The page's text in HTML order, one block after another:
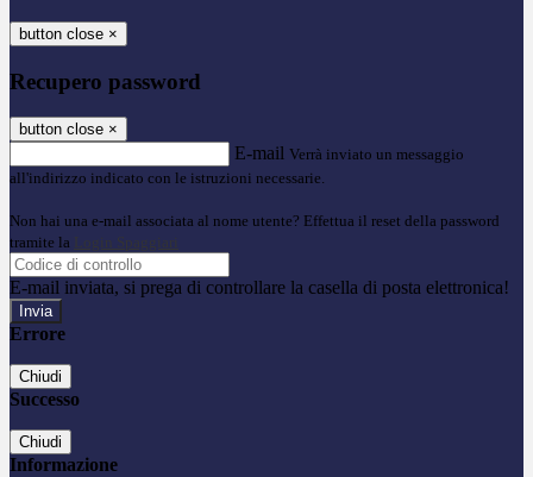
button close ×
Recupero password
button close ×
E-mail Verrà inviato un messaggio
all'indirizzo indicato con le istruzioni necessarie.
Non hai una e-mail associata al nome utente? Effettua il reset della password
tramite la Login Spaggiari
E-mail inviata, si prega di controllare la casella di posta elettronica!
Errore
Chiudi
Successo
Chiudi
Informazione